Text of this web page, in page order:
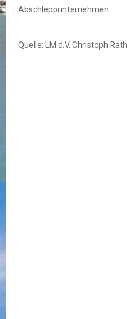
Abschleppunternehmen
Quelle: LM d.V. Christoph